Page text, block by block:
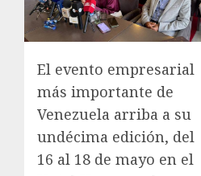
El evento empresarial
más importante de
Venezuela arriba a su
undécima edición, del
16 al 18 de mayo en el